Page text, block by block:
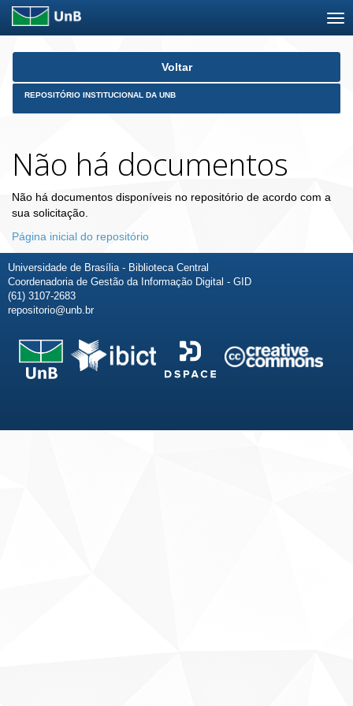
Skip
Voltar
REPOSITÓRIO INSTITUCIONAL DA UNB
Não há documentos
Não há documentos disponíveis no repositório de acordo com a
sua solicitação.
Página inicial do repositório
Universidade de Brasília - Biblioteca Central
Coordenadoria de Gestão da Informação Digital - GID
(61) 3107-2683
repositorio@unb.br